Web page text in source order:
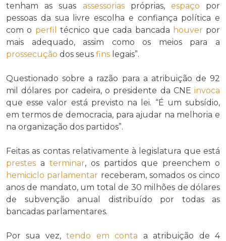
tenham as suas assessoriaspróprias, espaço por
pessoas da sua livre escolha e confiança política e
com o perfil técnico que cada bancada houverpor
mais adequado, assim como os meios para a
prossecução dos seus fins legais”.
Questionado sobre a razão para a atribuição de 92
mil dólares por cadeira, o presidente da CNE invoca
que esse valor está previsto na lei. “É um subsídio,
em termos de democracia, para ajudar na melhoria e
na organização dos partidos”.
Feitas as contas relativamente à legislatura que está
prestes a terminar, os partidos que preenchem o
hemiciclo parlamentar receberam, somados os cinco
anos de mandato, um total de 30 milhões de dólares
de subvenção anual distribuído por todas as
bancadas parlamentares.
Por sua vez,tendo em conta a atribuição de 4